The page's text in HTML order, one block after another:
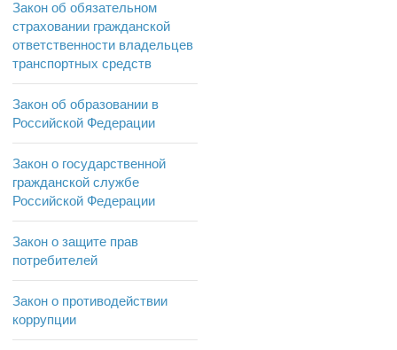
Закон об обязательном
страховании гражданской
ответственности владельцев
транспортных средств
Закон об образовании в
Российской Федерации
Закон о государственной
гражданской службе
Российской Федерации
Закон о защите прав
потребителей
Закон о противодействии
коррупции